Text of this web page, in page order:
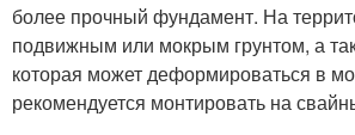
более прочный фундамент. На
подвижным или мокрым грунтом, а
которая может деформироваться в
рекомендуется монтировать на